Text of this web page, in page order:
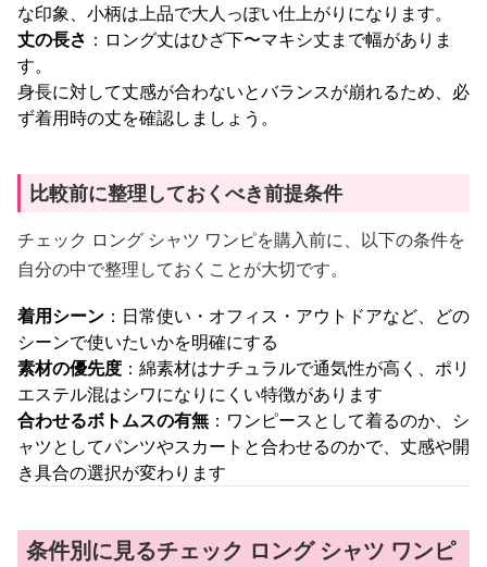
な印象、小柄は上品で大人っぽい仕上がりになります。
丈の長さ ：ロング丈はひざ下〜マキシ丈まで幅がありま
す。
身長に対して丈感が合わないとバランスが崩れるため、必
ず着用時の丈を確認しましょう。
比較前に整理しておくべき前提条件
チェック ロング シャツ ワンピを購入前に、以下の条件を
自分の中で整理しておくことが大切です。
着用シーン ：日常使い・オフィス・アウトドアなど、どの
シーンで使いたいかを明確にする
素材の優先度 ：綿素材はナチュラルで通気性が高く、ポリ
エステル混はシワになりにくい特徴があります
合わせるボトムスの有無 ：ワンピースとして着るのか、シ
ャツとしてパンツやスカートと合わせるのかで、丈感や開
き具合の選択が変わります
条件別に見るチェック ロング シャツ ワンピ